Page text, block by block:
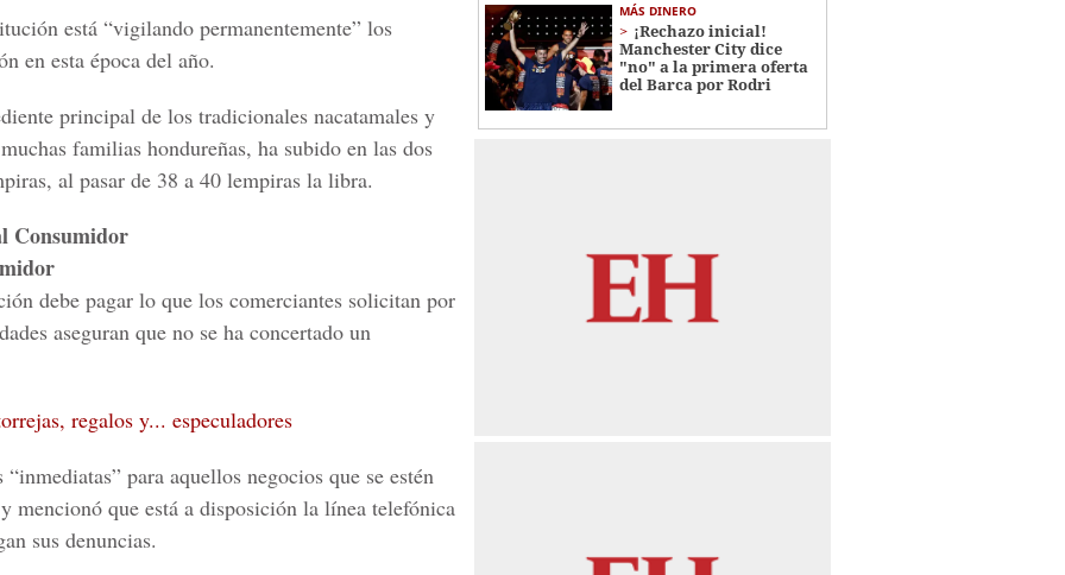
está “vigilando permanentemente” los
en esta época del año.
principal de los tradicionales nacatamales y
familias hondureñas, ha subido en las dos
al pasar de 38 a 40 lempiras la libra.
Consumidor
debe pagar lo que los comerciantes solicitan por
aseguran que no se ha concertado un
regalos y... especuladores
para aquellos negocios que se estén
mencionó que está a disposición la línea telefónica
sus denuncias.
MÁS DINERO
¡Rechazo inicial!
Manchester City dice
"no" a la primera oferta
del Barca por Rodri